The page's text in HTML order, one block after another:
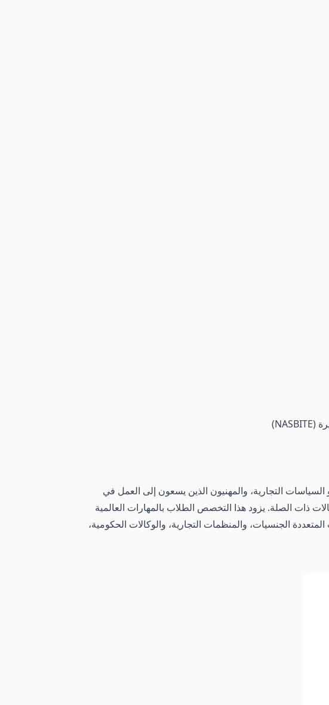
السياسات التجارية، والمهنيون الذين يسعون إلى العمل في
ذات الصلة. يزود هذا التخصص الطلاب بالمهارات العالمية
الجنسيات، والمنظمات التجارية، والوكالات الحكومية،